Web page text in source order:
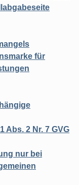
für
Abs. 2 Nr. 7 GVG
nur bei